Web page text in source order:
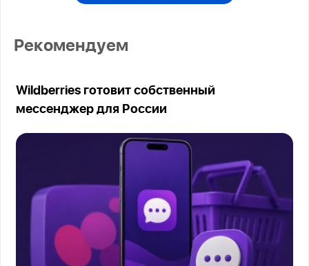
Рекомендуем
Wildberries готовит собственный
мессенджер для России